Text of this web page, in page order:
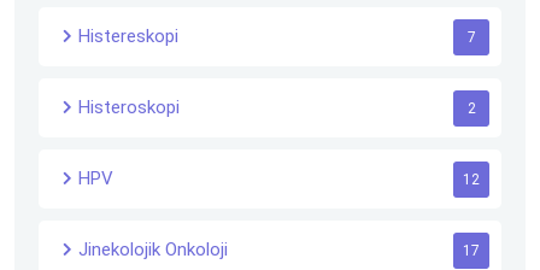
Histereskopi 7
Histeroskopi 2
HPV 12
Jinekolojik Onkoloji 17